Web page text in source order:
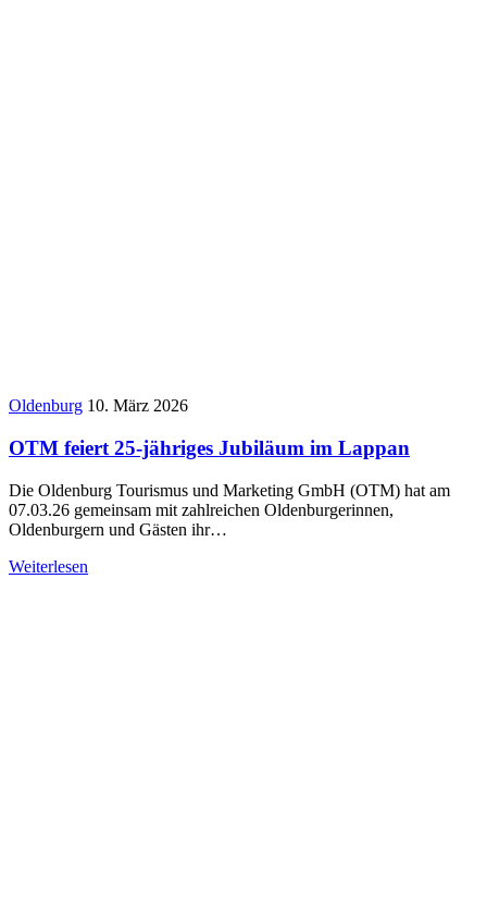
Oldenburg 10. März 2026
OTM feiert 25-jähriges Jubiläum im Lappan
Die Oldenburg Tourismus und Marketing GmbH (OTM) hat am
07.03.26 gemeinsam mit zahlreichen Oldenburgerinnen,
Oldenburgern und Gästen ihr…
Weiterlesen